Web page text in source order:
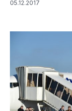
05.12.2017